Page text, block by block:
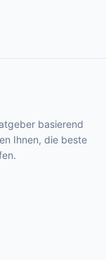
basierend
Ihnen, die beste